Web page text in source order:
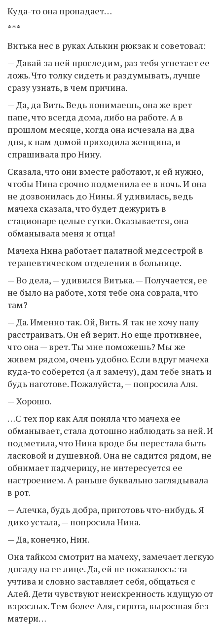
Куда-то она пропадает…
***
Витька нес в руках Алькин рюкзак и советовал:
— Давай за ней проследим, раз тебя угнетает ее
ложь. Что толку сидеть и раздумывать, лучше
сразу узнать, в чем причина.
— Да, да Вить. Ведь понимаешь, она же врет
папе, что всегда дома, либо на работе. А в
прошлом месяце, когда она исчезала на два
дня, к нам домой приходила женщина, и
спрашивала про Нину.
Сказала, что они вместе работают, и ей нужно,
чтобы Нина срочно подменила ее в ночь. И она
не дозвонилась до Нины. Я удивилась, ведь
мачеха сказала, что будет дежурить в
стационаре целые сутки. Оказывается, она
обманывала меня и отца!
Мачеха Нина работает палатной медсестрой в
терапевтическом отделении в больнице.
— Во дела, — удивился Витька. — Получается, ее
не было на работе, хотя тебе она соврала, что
там?
— Да. Именно так. Ой, Вить. Я так не хочу папу
расстраивать. Он ей верит. Но еще противнее,
что она — врет. Ты мне поможешь? Мы же
живем рядом, очень удобно. Если вдруг мачеха
куда-то соберется (а я замечу), дам тебе знать и
будь наготове. Пожалуйста, — попросила Аля.
— Хорошо.
…С тех пор как Аля поняла что мачеха ее
обманывает, стала дотошно наблюдать за ней. И
подметила, что Нина вроде бы перестала быть
ласковой и душевной. Она не садится рядом, не
обнимает падчерицу, не интересуется ее
настроением. А раньше буквально заглядывала
в рот.
— Алечка, будь добра, приготовь что-нибудь. Я
дико устала, — попросила Нина.
— Да, конечно, Нин.
Она тайком смотрит на мачеху, замечает легкую
досаду на ее лице. Да, ей не показалось: та
учтива и словно заставляет себя, общаться с
Алей. Дети чувствуют неискренность идущую от
взрослых. Тем более Аля, сирота, выросшая без
матери…